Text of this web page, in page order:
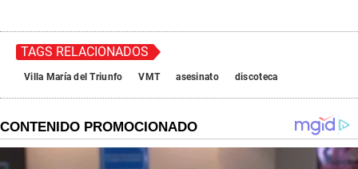
TAGS RELACIONADOS
Villa María del Triunfo VMT asesinato discoteca